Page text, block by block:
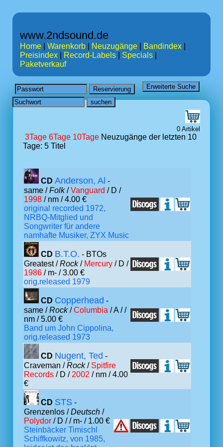
www.2ndsound.de
Home Warenkorb Neuzugänge Bandindex
Preisindex
Record-Labels Specials
Paketverkauf
0 Artikel
3Tage 6Tage 10Tage Neuzugänge der letzten 10
Tage: 5 Titel
CD Anderson, Al -
same /Folk/Vanguard / D /
1998 / nm / 4.00 €
original recorded 1972,
NRBQ-Mitglied und
Songwriter für andere
namhafte Musiker, ZYX Music
CD B.T.O. - BTOs
Greatest /Rock/ Mercury / D /
1986 / m- / 3.00 €
orig.released 1979
CD Copperhead -
same /Rock/Columbia / A //
nm / 5.00 €
Band um John Cippolina,
orig.released 1973
CD Nugent, Ted -
Craveman /Rock/ Spitfire
Records / D / 2002 / nm / 4.00
€
CD STS -
Grenzenlos /Deutsch /
Polydor / D // m- / 1.00 €
Steinbäcker Timischl
Schiffkowitz, von 1985,